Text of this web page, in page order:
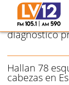
Cáncer de
cuello:
importancia
diagnóstico
Hallan 78
cabezas en